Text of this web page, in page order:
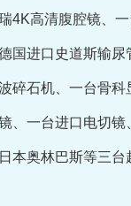
4K高清腹腔镜、
国进口史道斯输尿
碎石机、一台骨科
、一台进口电切镜
本奥林巴斯等三台